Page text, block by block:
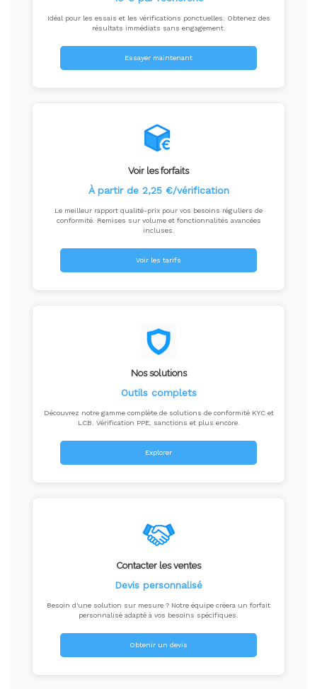
Idéal pour les essais et les vérifications ponctuelles. Obtenez des
résultats immédiats sans engagement.
Essayer maintenant
Voir les forfaits
À partir de 2,25 €/vérification
Le meilleur rapport qualité-prix pour vos besoins réguliers de
conformité. Remises sur volume et fonctionnalités avancées
incluses.
Voir les tarifs
Nos solutions
Outils complets
Découvrez notre gamme complète de solutions de conformité KYC et
LCB. Vérification PPE, sanctions et plus encore.
Explorer
Contacter les ventes
Devis personnalisé
Besoin d'une solution sur mesure ? Notre équipe créera un forfait
personnalisé adapté à vos besoins spécifiques.
Obtenir un devis